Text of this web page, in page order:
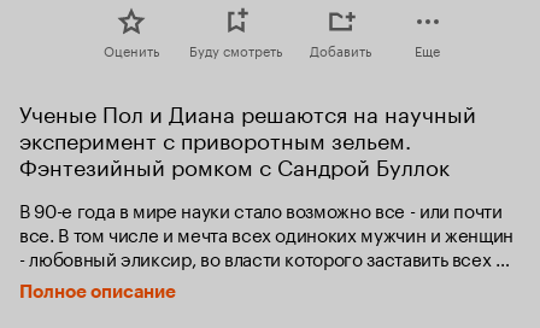
Оценить Буду смотреть Добавить Еще
Ученые Пол и Диана решаются на научный
эксперимент с приворотным зельем.
Фэнтезийный ромком с Сандрой Буллок
В 90-е года в мире науки стало возможно все - или почти
все. В том числе и мечта всех одиноких мужчин и женщин
- любовный эликсир, во власти которого заставить всех
представителей противоположного пола мгновенно и
безумно в тебя влюбиться.
Полное описание